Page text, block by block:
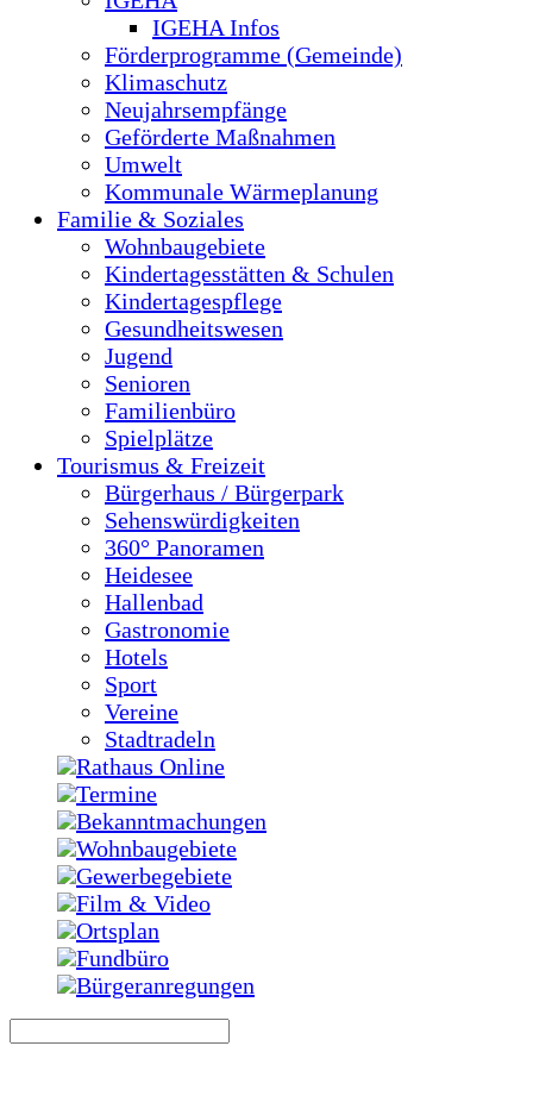
IGEHA Infos
Förderprogramme (Gemeinde)
Klimaschutz
Neujahrsempfänge
Geförderte Maßnahmen
Umwelt
Kommunale Wärmeplanung
Familie & Soziales
Wohnbaugebiete
Kindertagesstätten & Schulen
Kindertagespflege
Gesundheitswesen
Jugend
Senioren
Familienbüro
Spielplätze
Tourismus & Freizeit
Bürgerhaus / Bürgerpark
Sehenswürdigkeiten
360° Panoramen
Heidesee
Hallenbad
Gastronomie
Hotels
Sport
Vereine
Stadtradeln
Rathaus Online
Termine
Bekanntmachungen
Wohnbaugebiete
Gewerbegebiete
Film & Video
Ortsplan
Fundbüro
Bürgeranregungen